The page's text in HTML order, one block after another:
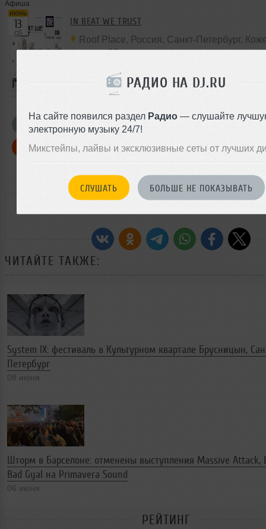
РАДИО НА DJ.RU
На сайте появился раздел Радио — слушайте
электронную музыку 24/7!
Микстейпы, лайвы и эксклюзивные сеты от лучших
СЛУШАТЬ БОЛЬШЕ НЕ ПОКАЗЫВАТЬ
Афиша
июнь
13
сб
Я ПОЙДУ
БИЛЕТЫ
IN BEAT WE TRUST
Roof Place, Россия , Санкт-Петербург,
линия 30
РАССКАЖИ ДРУЗЬЯМ
ЧИТАЙТЕ ТАКЖЕ:
System IX: фестиваль в Культурном квартале Брусницын,
Петербург
08 июня
Шторм в Барселоне: отменены выступления Massive Attack,
Bad Gyal на Primavera Sound
06 июня
РЕЙТИНГ